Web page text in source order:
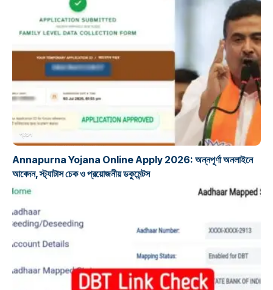
প্রকল্প
Annapurna Yojana Online Apply 2026: অন্নপূর্ণা অনলাইনে
আবেদন, স্ট্যাটাস চেক ও প্রয়োজনীয় ডকুমেন্টস